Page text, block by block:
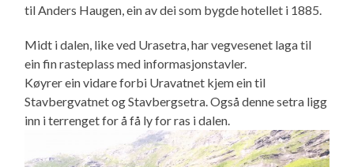
til Anders Haugen, ein av dei som bygde hotellet i 1885.
Midt i dalen, like ved Urasetra, har vegvesenet laga til
ein fin rasteplass med informasjonstavler.
Køyrer ein vidare forbi Uravatnet kjem ein til
Stavbergvatnet og Stavbergsetra. Også denne setra ligg
inn i terrenget for å få ly for ras i dalen.